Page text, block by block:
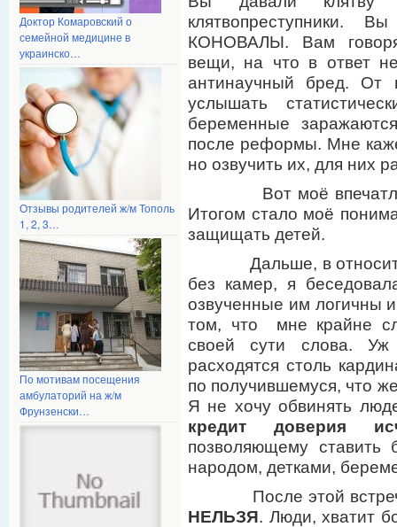
Доктор Комаровский о
семейной медицине в
украинско…
Отзывы родителей ж/м Тополь
1, 2, 3…
По мотивам посещения
амбулаторий на ж/м
Фрунзенски…
клятвопреступники.
КОНОВАЛЫ. Вам
вещи, на что в ответ
антинаучный бред. От
услышать
беременные
после реформы. Мне
но озвучить их, для них
Вот моё
Итогом стало моё
защищать детей.
Дальше, в
без камер, я
озвученные им логичны
том, что мне крайне
своей сути слова.
расходятся столь
по получившемуся, что
Я не хочу обвинять
кредит доверия
позволяющему ставить
народом, детками,
После этой встречи
НЕЛЬЗЯ. Люди, хватит